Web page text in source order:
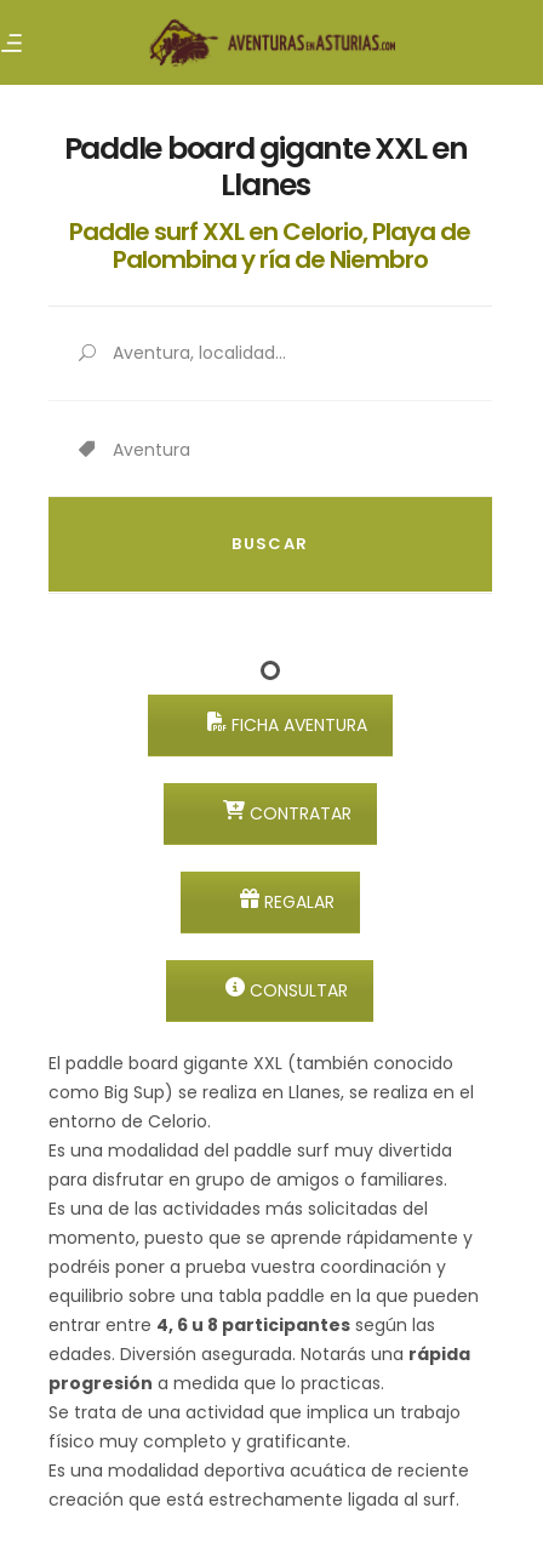
Paddle board gigante XXL en
Llanes
Paddle surf XXL en Celorio, Playa de
Palombina y ría de Niembro
Aventura
FICHA AVENTURA
CONTRATAR
REGALAR
CONSULTAR
El paddle board gigante XXL (también conocido
como Big Sup) se realiza en Llanes, se realiza en el
entorno de Celorio.
Es una modalidad del paddle surf muy divertida
para disfrutar en grupo de amigos o familiares.
Es una de las actividades más solicitadas del
momento, puesto que se aprende rápidamente y
podréis poner a prueba vuestra coordinación y
equilibrio sobre una tabla paddle en la que pueden
entrar entre 4, 6 u 8 participantes según las
edades. Diversión asegurada. Notarás una rápida
progresión a medida que lo practicas.
Se trata de una actividad que implica un trabajo
físico muy completo y gratificante.
Es una modalidad deportiva acuática de reciente
creación que está estrechamente ligada al surf.